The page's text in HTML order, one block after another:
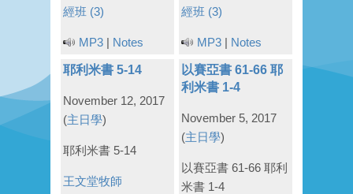
經班 (3)
MP3 | Notes
經班 (3)
MP3 | Notes
耶利米書 5-14
November 12, 2017
(主日學)
耶利米書 5-14
王文堂牧師
以賽亞書 61-66 耶
利米書 1-4
November 5, 2017
(主日學)
以賽亞書 61-66 耶利
米書 1-4